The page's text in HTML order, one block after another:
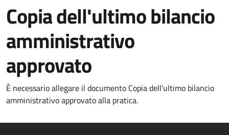
Copia dell'ultimo bilancio
amministrativo
approvato
È necessario allegare il documento Copia dell'ultimo bilancio
amministrativo approvato alla pratica.